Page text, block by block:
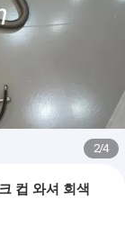
2/4
컵 와셔 회색